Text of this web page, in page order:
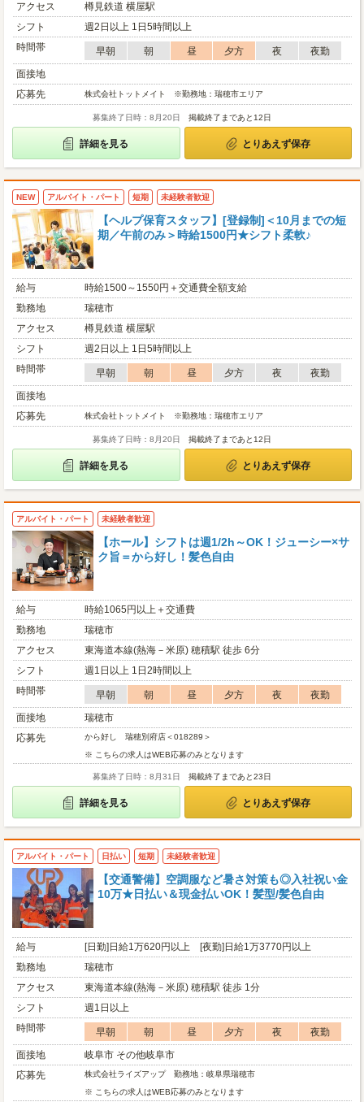
アクセス
樽見鉄道 横屋駅
シフト
週2日以上 1日5時間以上
時間帯
早朝 朝 昼 夕方 夜
夜勤
面接地
応募先
株式会社トットメイト ※勤務地：瑞穂市エリア
募集終了日時：8月20日 掲載終了まであと12日
詳細を見る とりあえず保存
NEW アルバイト・パート 短期 未経験者歓迎
【ヘルプ保育スタッフ】[登録制]＜10月までの短
期／午前のみ＞時給1500円★シフト柔軟♪
給与
時給1500～1550円＋交通費全額支給
勤務地
瑞穂市
アクセス
樽見鉄道 横屋駅
シフト
週2日以上 1日5時間以上
時間帯
早朝 朝 昼 夕方 夜
夜勤
面接地
応募先
株式会社トットメイト ※勤務地：瑞穂市エリア
募集終了日時：8月20日 掲載終了まであと12日
詳細を見る とりあえず保存
アルバイト・パート 未経験者歓迎
【ホール】シフトは週1/2h～OK！ジューシー×サ
ク旨＝から好し！髪色自由
給与
時給1065円以上＋交通費
勤務地
瑞穂市
アクセス
東海道本線(熱海－米原) 穂積駅 徒歩 6分
シフト
週1日以上 1日2時間以上
時間帯
早朝 朝 昼 夕方 夜
夜勤
面接地
瑞穂市
応募先
から好し 瑞穂別府店＜018289＞
※ こちらの求人はWEB応募のみとなります
募集終了日時：8月31日 掲載終了まであと23日
詳細を見る とりあえず保存
アルバイト・パート 日払い 短期 未経験者歓迎
【交通警備】空調服など暑さ対策も◎入社祝い金
10万★日払い＆現金払いOK！髪型/髪色自由
給与
[日勤]日給1万620円以上 [夜勤]日給1万3770円以上
勤務地
瑞穂市
アクセス
東海道本線(熱海－米原) 穂積駅 徒歩 1分
シフト
週1日以上
時間帯
早朝 朝 昼 夕方 夜
夜勤
面接地
岐阜市 その他岐阜市
応募先
株式会社ライズアップ 勤務地：岐阜県瑞穂市
※ こちらの求人はWEB応募のみとなります